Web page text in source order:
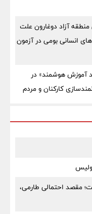
آزاد دوغارون علت
انسانی بومی در آزمون
آموزش هوشمند» در
کارکنان و مردم
مقصد احتمالی طارمی،